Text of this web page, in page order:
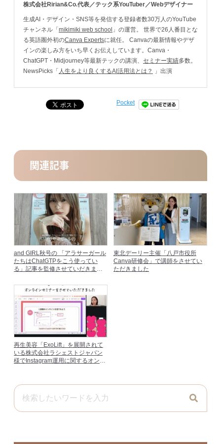
株式会社Ririan&Co.代表／テック系YouTuber／Webデザイナー
生成AI・デザイン・SNS等を発信する登録者数30万人のYouTube
チャンネル「 mikimiki web school 」の運営。 世界で26人番目とな
る英語圏外初のCanva Expertsに就任。 Canvaの最新情報やデザ
インの楽しみ方をいち早くお伝えしています。Canva・
ChatGPT・Midjourney等最新テックの講演、 セミナー実績多数。
NewsPicks「 人生をより良くするAI活用法とは？ 」出演
Pocket
関連記事
and GIRL秋号の 「アラサーガール
たちはChatGTPをこう使ってい
る」記事を監修させていだきまし
東北デーリー主催「八戸市役所
Canva研修会」で講師をさせてい
ただきました
再生美容「ExoLift」を展開されて
いる株式会社ラシェストジャパン
様でInstagram運用に関するオンラ